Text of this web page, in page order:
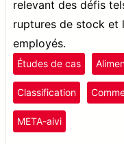
relevant des défis
ruptures de stock et
employés.
Études de cas
Classification
META-aivi